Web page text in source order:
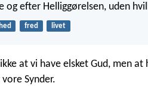
efter Helliggørelsen, uden
fred livet
at vi have elsket Gud, men at
Synder.